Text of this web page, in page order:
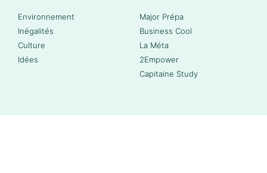
Environnement
Inégalités
Culture
Idées
Major Prépa
Business Cool
La Méta
2Empower
Capitaine Study